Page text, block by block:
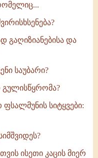
გაღიზიანებისა და
საუბარი?
სიტყვები:
ისეთი კაცის მიერ